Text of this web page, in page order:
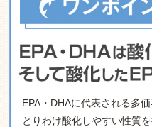
EPA・DHAに代表される多
とりわけ酸化しやすい性質